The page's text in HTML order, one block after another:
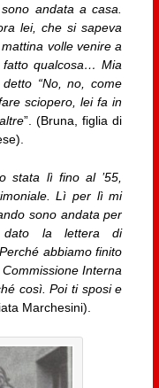
andata a casa.
lei, che si sapeva
volle venire a
qualcosa… Mia
“No, no, come
sciopero, lei fa in
”. (Bruna, figlia di
stata lì fino al ’55,
Lì per lì mi
sono andata per
dato la lettera di
abbiamo finito
Interna
così. Poi ti sposi e
Marchesini).